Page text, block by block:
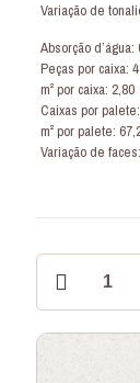
Variação de
Absorção
Peças por caixa:
m² por caixa: 2,80
Caixas por
m² por palete:
Variação de
PORCELANATO
84x84
quantidade